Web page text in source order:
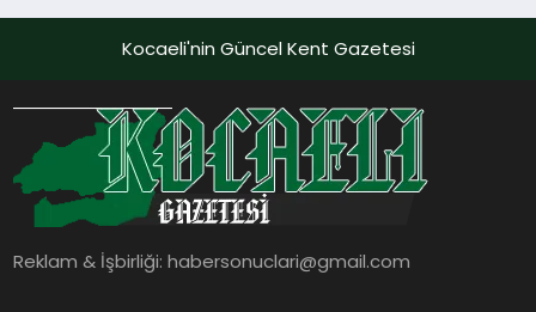
Kocaeli'nin Güncel Kent Gazetesi
Reklam & İşbirliği:habersonuclari@gmail.com